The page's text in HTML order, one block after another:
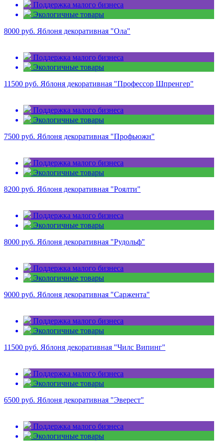
Поддержка малого бизнеса
Экологичные товары
8000 руб. Яблоня декоративная "Ола"
Поддержка малого бизнеса
Экологичные товары
11500 руб. Яблоня декоративная "Профессор Шпренгер"
Поддержка малого бизнеса
Экологичные товары
7500 руб. Яблоня декоративная "Профьюжн"
Поддержка малого бизнеса
Экологичные товары
8200 руб. Яблоня декоративная "Роялти"
Поддержка малого бизнеса
Экологичные товары
8000 руб. Яблоня декоративная "Рудольф"
Поддержка малого бизнеса
Экологичные товары
9000 руб. Яблоня декоративная "Саржента"
Поддержка малого бизнеса
Экологичные товары
11500 руб. Яблоня декоративная "Чилс Випинг"
Поддержка малого бизнеса
Экологичные товары
6500 руб. Яблоня декоративная "Эверест"
Поддержка малого бизнеса
Экологичные товары